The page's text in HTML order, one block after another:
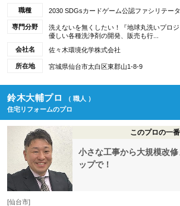
職種 2030 SDGsカードゲーム公認ファシリテー
専門分野
洗えないを無くしたい！『地球丸洗いプロ
優しい各種洗浄剤の開発、販売も行...
会社名
佐々木環境化学株式会社
所在地 宮城県仙台市太白区東郡山1-8-9
鈴木大輔プロ
（ 職人 ）
住宅リフォームのプロ
このプロの一
小さな工事から大規模改修
ップで！
[仙台市]